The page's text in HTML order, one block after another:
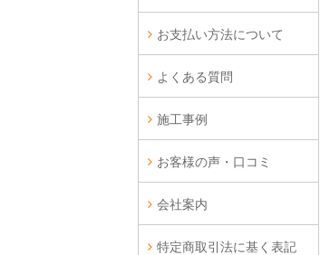
お支払い方法について
よくある質問
施工事例
お客様の声・口コミ
会社案内
特定商取引法に基く表記